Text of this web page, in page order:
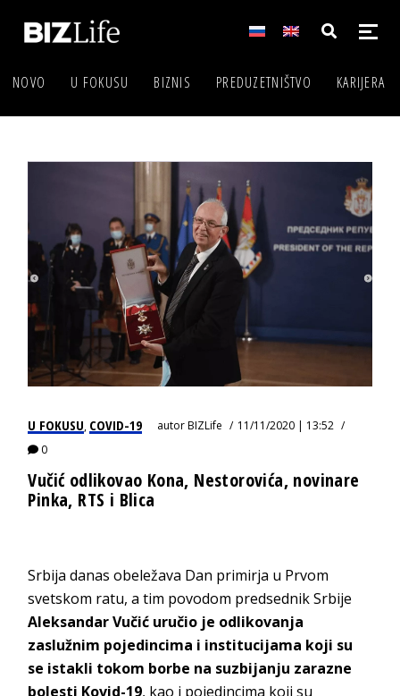
NOVO U FOKUSU BIZNIS PREDUZETNIŠTVO KARIJERA
U FOKUSU, COVID-19 autorBIZLife
11/11/2020 | 13:52
0
Vučić odlikovao Kona, Nestorovića, novinare
Pinka, RTS i Blica
Srbija danas obeležava Dan primirja u Prvom
svetskom ratu, a tim povodom predsednik Srbije
Aleksandar Vučić uručio je odlikovanja
zaslužnim pojedincima i institucijama koji su
se istakli tokom borbe na suzbijanju zarazne
bolesti Kovid-19, kao i pojedincima koji su